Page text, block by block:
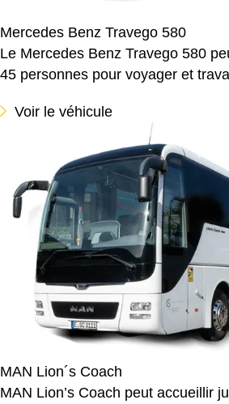
Mercedes Benz Travego 580
Le Mercedes Benz Travego 580
45 personnes pour voyager et
Voir le véhicule
MAN Lion´s Coach
MAN Lion’s Coach peut accueillir